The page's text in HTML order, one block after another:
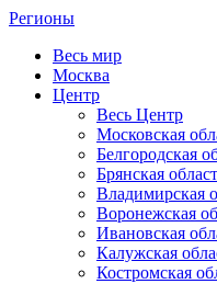
Регионы
Весь мир
Москва
Центр
Весь Центр
Московская
Белгородская
Брянская
Владимирская
Воронежская
Ивановская
Калужская
Костромская